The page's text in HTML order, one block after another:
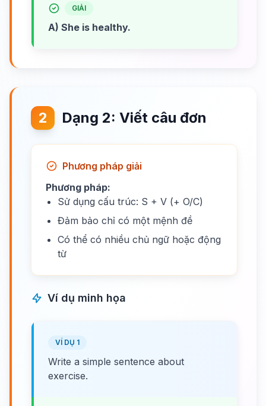
GIẢI
A) She is healthy.
2 Dạng 2: Viết câu đơn
Phương pháp giải
Phương pháp:
Sử dụng cấu trúc: S + V (+ O/C)
Đảm bảo chỉ có một mệnh đề
Có thể có nhiều chủ ngữ hoặc động
từ
Ví dụ minh họa
VÍ DỤ 1
Write a simple sentence about
exercise.